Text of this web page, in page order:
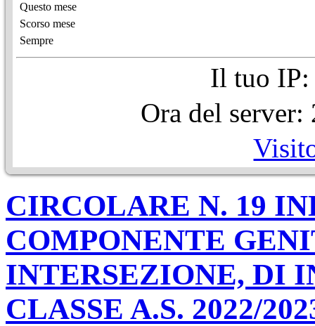
Questo mese
Scorso mese
Sempre
Il tuo IP:
Ora del
CIRCOLARE N. 19
COMPONENTE
INTERSEZIONE, DI
CLASSE A.S. 2022/